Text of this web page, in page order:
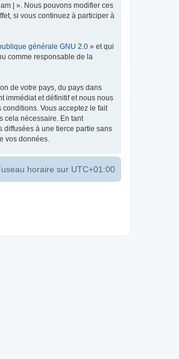
| ». Nous pouvons modifier ces
si vous continuez à participer à
générale GNU 2.0 » et qui
comme responsable de la
de votre pays, du pays dans
immédiat et définitif et nous nous
conditions. Vous acceptez le fait
cela nécessaire. En tant
diffusées à une tierce partie sans
vos données.
horaire sur UTC+01:00